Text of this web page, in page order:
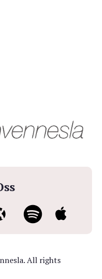
All rights